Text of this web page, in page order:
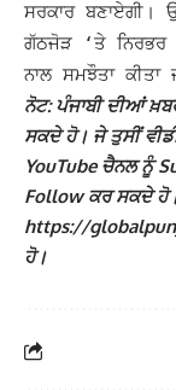
ਸਰਕਾਰ ਬਣਾਏਗੀ।
ਗੱਠਜੋੜ ‘ਤੇ
ਨਾਲ ਸਮਝੌਤਾ ਕੀਤਾ
ਨੋਟ: ਪੰਜਾਬੀ ਦੀਆਂ
ਸਕਦੇ ਹੋ। ਜੇ ਤੁਸੀਂ
YouTube ਚੈਨਲ ਨੂੰ
Follow ਕਰ ਸਕਦੇ
https://
ਹੋ।